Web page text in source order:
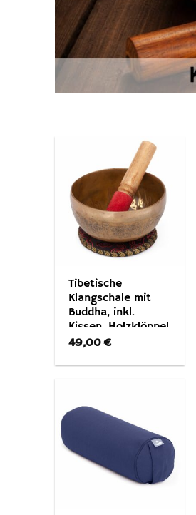
Tibetische
Klangschale mit
Buddha, inkl.
Kissen, Holzklöppel
49,00€